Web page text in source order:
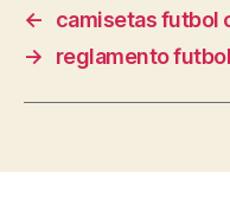
←
camisetas futbol
→
reglamento